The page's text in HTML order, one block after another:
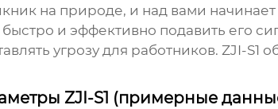
на природе, и над вами
и эффективно подавить его
угрозу для работников. ZJI-S1
ZJI-S1 (примерные